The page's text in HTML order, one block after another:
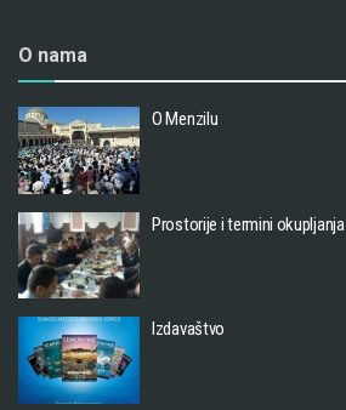
O nama
O Menzilu
Prostorije i termini okupljanja
Izdavaštvo